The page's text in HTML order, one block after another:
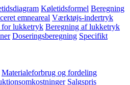
Køletidsformel Beregning
emneareal Værktøjs-indertryk
for lukketryk Beregning af lukketryk
Doseringsberegning Specifikt
Materialeforbrug og fordeling
Salgspris